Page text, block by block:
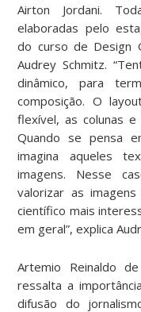
Airton Jordani.
elaboradas pelo
do curso de Design
Audrey Schmitz.
dinâmico, para
composição. O
flexível, as colunas
Quando se pensa
imagina aqueles
imagens. Nesse
valorizar as
científico mais
em geral”, explica
Artemio Reinaldo
ressalta a
difusão do